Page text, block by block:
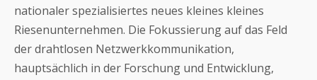
nationaler spezialisiertes neues kleines kleines
Riesenunternehmen. Die Fokussierung auf das Feld
der drahtlosen Netzwerkkommunikation,
hauptsächlich in der Forschung und Entwicklung,